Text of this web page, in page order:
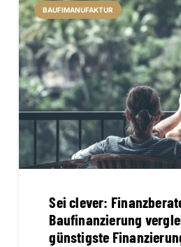
BAUFIMANUFAKTUR
Sei clever:
Baufinanzierung
günstigste